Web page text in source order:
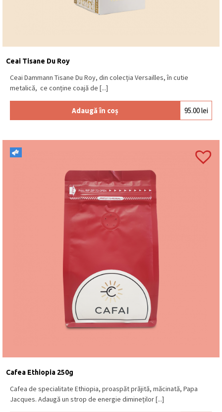
Ceai Tisane Du Roy
Ceai Dammann Tisane Du Roy, din colecția Versailles, în cutie
metalică, ce conține coajă de [...]
Adaugă în coș 95.00lei
Cafea Ethiopia 250g
Cafea de specialitate Ethiopia, proaspăt prăjită, măcinată, Papa
Jacques. Adaugă un strop de energie dimineților [...]